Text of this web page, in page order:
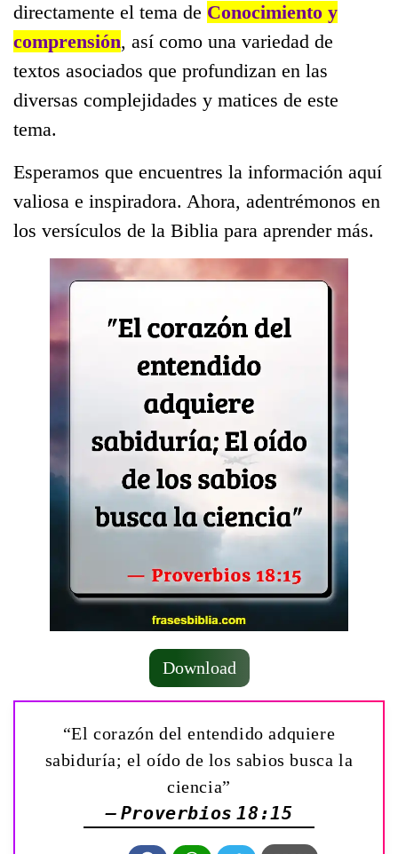
directamente el tema de Conocimiento y
comprensión, así como una variedad de
textos asociados que profundizan en las
diversas complejidades y matices de este
tema.
Esperamos que encuentres la información aquí
valiosa e inspiradora. Ahora, adentrémonos en
los versículos de la Biblia para aprender más.
Download
“El corazón del entendido adquiere
sabiduría; el oído de los sabios busca la
ciencia”
— Proverbios 18:15